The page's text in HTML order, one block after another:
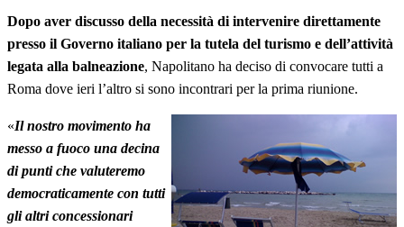
Dopo aver discusso della necessità di intervenire direttamente
presso il Governo italiano per la tutela del turismo e dell’attività
legata alla balneazione, Napolitano ha deciso di convocare tutti a
Roma dove ieri l’altro si sono incontrari per la prima riunione.
«Il nostro movimento ha
messo a fuoco una decina
di punti che valuteremo
democraticamente con tutti
gli altri concessionari